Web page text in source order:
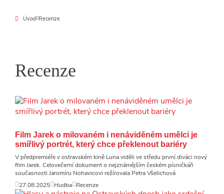
Úvod Recenze
Recenze
Film Jarek o milovaném i nenáviděném umělci je
smířlivý portrét, který chce překlenout bariéry
V předpremiéře v ostravském kině Luna viděli ve středu první diváci nový
film Jarek. Celovečerní dokument o nejznámějším českém písničkáři
současnosti Jaromíru Nohavicovi režírovala Petra Všelichová
27.08.2025 Hudba Recenze